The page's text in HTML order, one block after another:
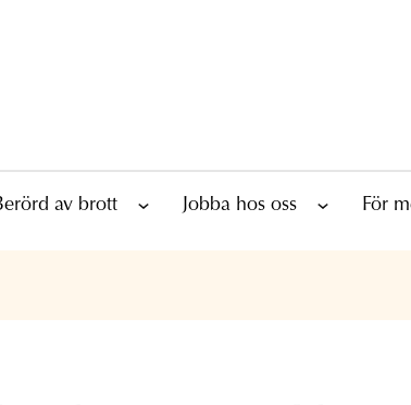
av brott Jobba hos oss För